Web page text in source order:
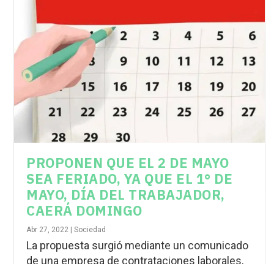
PROPONEN QUE EL 2 DE MAYO
SEA FERIADO, YA QUE EL 1° DE
MAYO, DÍA DEL TRABAJADOR,
CAERÁ DOMINGO
Abr 27, 2022 |Sociedad
La propuesta surgió mediante un comunicado
de una empresa de contrataciones laborales,